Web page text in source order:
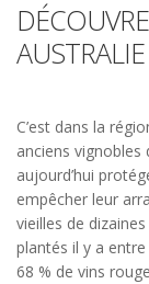
AUSTRALIE
C’est dans la
anciens vignobles
aujourd’hui
empêcher leur
vieilles de
plantés il y a
68 % de vins